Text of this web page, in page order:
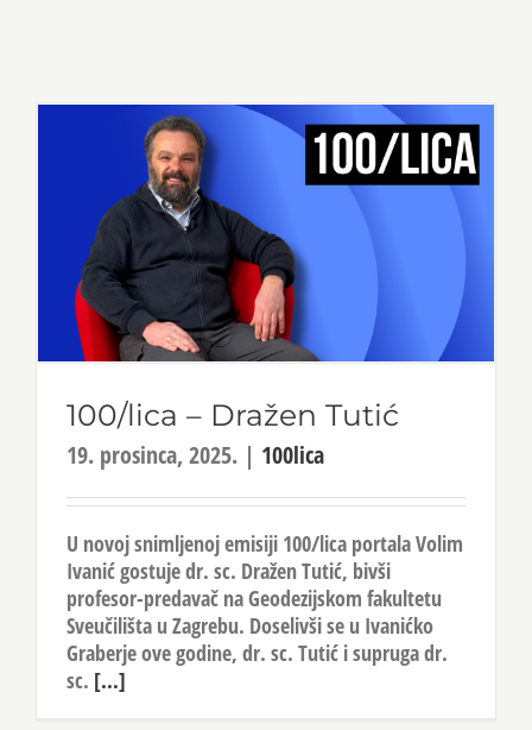
100/lica – Dražen Tutić
19. prosinca, 2025. | 100lica
U novoj snimljenoj emisiji 100/lica portala Volim
Ivanić gostuje dr. sc. Dražen Tutić, bivši
profesor-predavač na Geodezijskom fakultetu
Sveučilišta u Zagrebu. Doselivši se u Ivanićko
Graberje ove godine, dr. sc. Tutić i supruga dr.
sc. [...]